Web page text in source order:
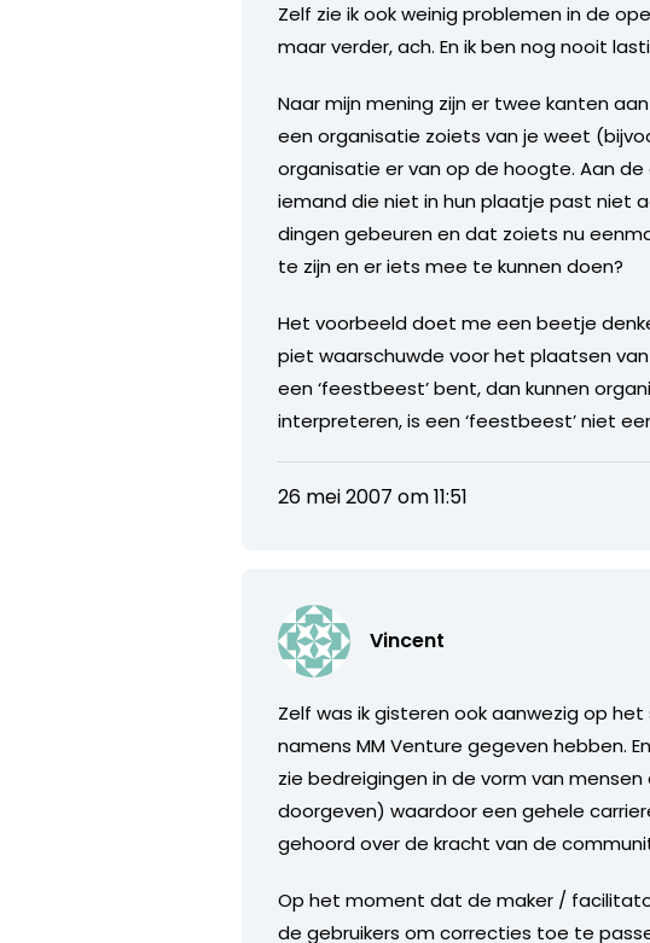
Zelf zie ik ook weinig problemen in de
maar verder, ach. En ik ben nog nooit
Naar mijn mening zijn er twee kanten
een organisatie zoiets van je weet
organisatie er van op de hoogte. Aan
iemand die niet in hun plaatje past niet
dingen gebeuren en dat zoiets nu
te zijn en er iets mee te kunnen doen?
Het voorbeeld doet me een beetje
piet waarschuwde voor het plaatsen
een ‘feestbeest’ bent, dan kunnen
interpreteren, is een ‘feestbeest’ niet
26 mei 2007 om 11:51
Vincent
Zelf was ik gisteren ook aanwezig op
namens MM Venture gegeven hebben.
zie bedreigingen in de vorm van
doorgeven) waardoor een gehele
gehoord over de kracht van de
Op het moment dat de maker /
de gebruikers om correcties toe te